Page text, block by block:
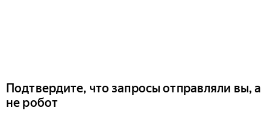
Подтвердите, что запросы отправляли вы, а
не робот